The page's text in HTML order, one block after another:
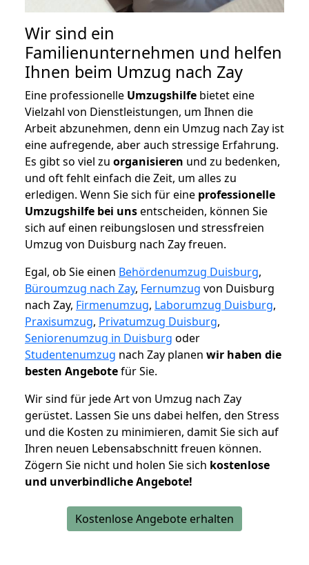
Wir sind ein
Familienunternehmen und helfen
Ihnen beim Umzug nach Zay
Eine professionelle Umzugshilfe bietet eine
Vielzahl von Dienstleistungen, um Ihnen die
Arbeit abzunehmen, denn ein Umzug nach Zay ist
eine aufregende, aber auch stressige Erfahrung.
Es gibt so viel zu organisieren und zu bedenken,
und oft fehlt einfach die Zeit, um alles zu
erledigen. Wenn Sie sich für eine professionelle
Umzugshilfe bei unsentscheiden, können Sie
sich auf einen reibungslosen und stressfreien
Umzug von Duisburg nach Zay freuen.
Egal, ob Sie einen Behördenumzug Duisburg,
Büroumzug nach Zay, Fernumzug von Duisburg
nach Zay, Firmenumzug, Laborumzug Duisburg,
Praxisumzug, Privatumzug Duisburg,
Seniorenumzug in Duisburg oder
Studentenumzug nach Zay planen wir haben die
besten Angebotefür Sie.
Wir sind für jede Art von Umzug nach Zay
gerüstet. Lassen Sie uns dabei helfen, den Stress
und die Kosten zu minimieren, damit Sie sich auf
Ihren neuen Lebensabschnitt freuen können.
Zögern Sie nicht und holen Sie sich kostenlose
und unverbindliche Angebote!
Kostenlose Angebote erhalten